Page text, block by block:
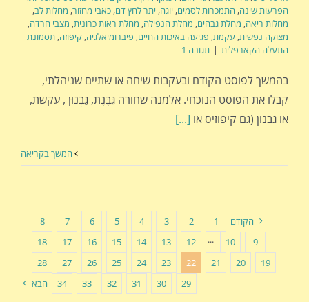
הפרעות שינה, התמכרות לסמים, יוגה, יתר לחץ דם, כאבי מחזור, מחלות לב,
מחלות ריאה, מחלת גבהים, מחלת הנפילה, מחלת ראות כרונית, מצבי חרדה,
מצוקה נפשית, עקמת, פגיעה באיכות החיים, פיברומיאלגיה, קיפוזה, תסמונת
התעלה הקארפלית | תגובה 1
בהמשך לפוסט הקודם ובעקבות שיחה או שתיים שניהלתי,
קבלו את הפוסט הנוכחי. אלמנה שחורה גִּבֶּנֶת, גַּבְנוּן , עקשת,
או גבנון (גם קיפוזיס או [...]
המשך בקריאה
הקודם 1
2
3
4
5
6
7
8
9
10
···
12
13
14
15
16
17
18
19
20
21
22
23
24
25
26
27
28
29
30
31
32
33
34 הבא